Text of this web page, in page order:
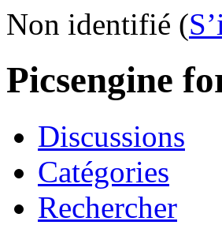
Non identifié (
Picsengine
Discussions
Catégories
Rechercher